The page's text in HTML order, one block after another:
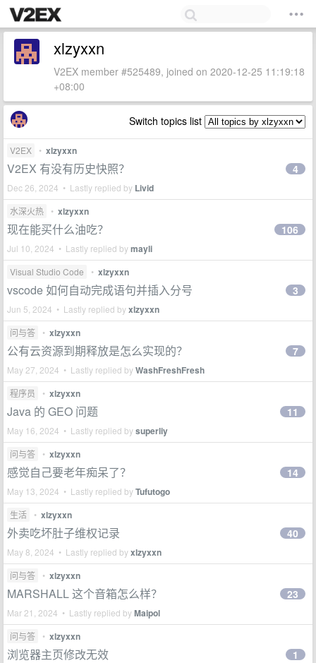
xlzyxxn
V2EX member #525489, joined on 2020-12-25 11:19:18
+08:00
Switch topics list
V2EX • xlzyxxn
V2EX 有没有历史快照？
Dec 26, 2024 • Lastly replied by Livid
4
水深火热 • xlzyxxn
现在能买什么油吃？
Jul 10, 2024 • Lastly replied bymayli
106
Visual Studio Code • xlzyxxn
vscode 如何自动完成语句并插入分号
Jun 5, 2024 • Lastly replied byxlzyxxn
3
问与答 • xlzyxxn
公有云资源到期释放是怎么实现的？
May 27, 2024 • Lastly replied byWashFreshFresh
7
程序员 • xlzyxxn
Java 的 GEO 问题
May 16, 2024 • Lastly replied bysuperliy
11
问与答 • xlzyxxn
感觉自己要老年痴呆了？
May 13, 2024 • Lastly replied byTufutogo
14
生活 • xlzyxxn
外卖吃坏肚子维权记录
May 8, 2024 • Lastly replied byxlzyxxn
40
问与答 • xlzyxxn
MARSHALL 这个音箱怎么样？
Mar 21, 2024 • Lastly replied byMaipol
23
问与答 • xlzyxxn
浏览器主页修改无效 1